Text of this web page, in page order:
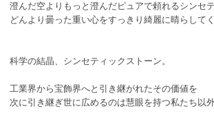
澄んだ空よりもっと澄んだピュアで頼れるシンセ
どんより曇った重い心をすっきり綺麗に晴らして
科学の結晶、シンセティックストーン。
工業界から宝飾界へと引き継がれたその価値を
次に引き継ぎ世に広めるのは慧眼を持つ私たち以